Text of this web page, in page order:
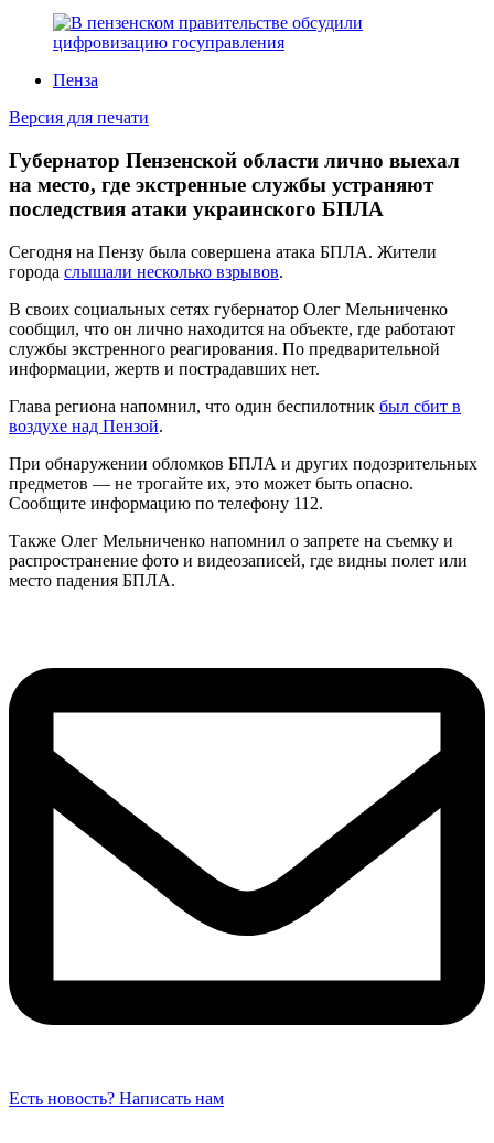
Пенза
Версия для печати
Губернатор Пензенской области лично выехал
на место, где экстренные службы устраняют
последствия атаки украинского БПЛА
Сегодня на Пензу была совершена атака БПЛА. Жители
города слышали несколько взрывов.
В своих социальных сетях губернатор Олег Мельниченко
сообщил, что он лично находится на объекте, где работают
службы экстренного реагирования. По предварительной
информации, жертв и пострадавших нет.
Глава региона напомнил, что один беспилотник был сбит в
воздухе над Пензой.
При обнаружении обломков БПЛА и других подозрительных
предметов — не трогайте их, это может быть опасно.
Сообщите информацию по телефону 112.
Также Олег Мельниченко напомнил о запрете на съемку и
распространение фото и видеозаписей, где видны полет или
место падения БПЛА.
Есть новость? Написать нам